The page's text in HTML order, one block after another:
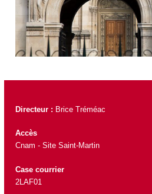
Directeur : Brice Tréméac
Accès
Cnam - Site Saint-Martin
Case courrier
2LAF01